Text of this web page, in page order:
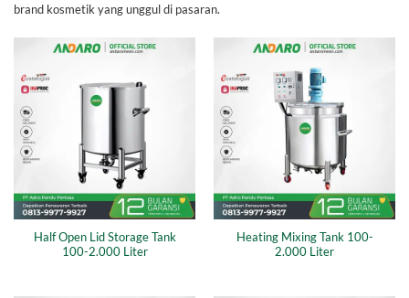
brand kosmetik yang unggul di pasaran.
Half Open Lid Storage Tank
100-2.000 Liter
Heating Mixing Tank 100-
2.000 Liter